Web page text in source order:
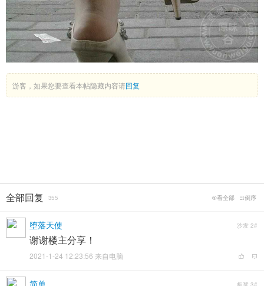
游客，如果您要查看本帖隐藏内容请回复
全部回复 355 倒序
看全部
堕落天使 沙发 2#
谢谢楼主分享！
2021-1-24 12:23:56 来自电脑
板凳 3#